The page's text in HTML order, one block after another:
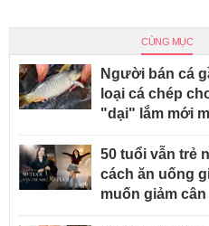
CÙNG MỤC
Người bán cá
loại cá chép
"dại" lắm mới
50 tuổi vẫn trẻ
cách ăn uống
muốn giảm